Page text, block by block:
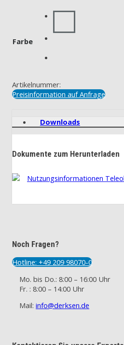
Farbe
Artikelnummer:
Preisinformation auf Anfrage
Downloads
Dokumente zum Herunterladen
Nutzungsinformationen
Noch Fragen?
Hotline: +49 209 98070-0
Mo. bis Do.: 8:00 – 16:00 Uhr
Fr. : 8:00 – 14:00 Uhr
Mail:info@derksen.de